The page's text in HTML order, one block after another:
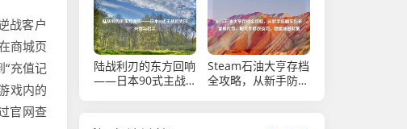
战客户
商城页
“充值记
戏内的
官网查
陆战利刃的东方回响
——日本90式主战
Steam石油大亨存档
全攻略，从新手防翻